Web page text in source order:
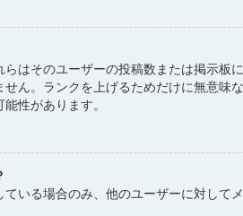
はそのユーザーの投稿数または掲示板
ん。ランクを上げるためだけに無意味
性があります。
いる場合のみ、他のユーザーに対して